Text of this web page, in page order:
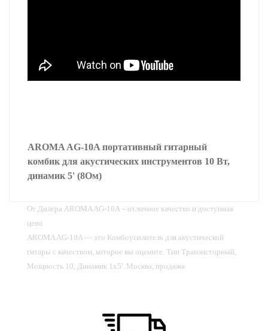
AROMA AG-10A портативный гитарный
комбик для акустических инструментов 10 Вт,
динамик 5' (8Ом)
От Дилера AROMA AG-10A – отличное качество и доступная
цена
AROMA AG-10A — это Комбоусилитель для акустической
гитары с качеством, которое вы оцените. Тип Транзисторный,
Мощность 10, Динамик 1x5'. Москва, продажа